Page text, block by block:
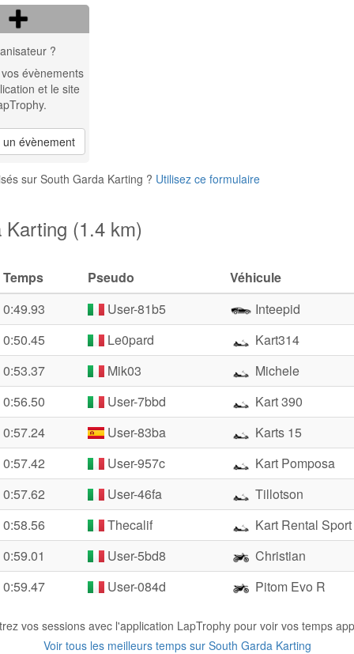
?
évènements
et le site
un évènement
sur South Garda Karting ? Utilisez ce formulaire
(1.4 km)
Temps Pseudo
Véhicule
0:49.93
User-81b5
Inteepid
0:50.45
Le0pard
Kart314
0:53.37
Mik03
Michele
0:56.50
User-7bbd
Kart 390
0:57.24
User-83ba
Karts 15
0:57.42
User-957c
Kart Pomposa
0:57.62
User-46fa
Tillotson
0:58.56
Thecalif
Kart Rental Sport
0:59.01
User-5bd8
Christian
0:59.47
User-084d Pitom Evo R
vos sessions avec l'application LapTrophy pour voir vos temps
Voir tous les meilleurs temps sur South Garda Karting